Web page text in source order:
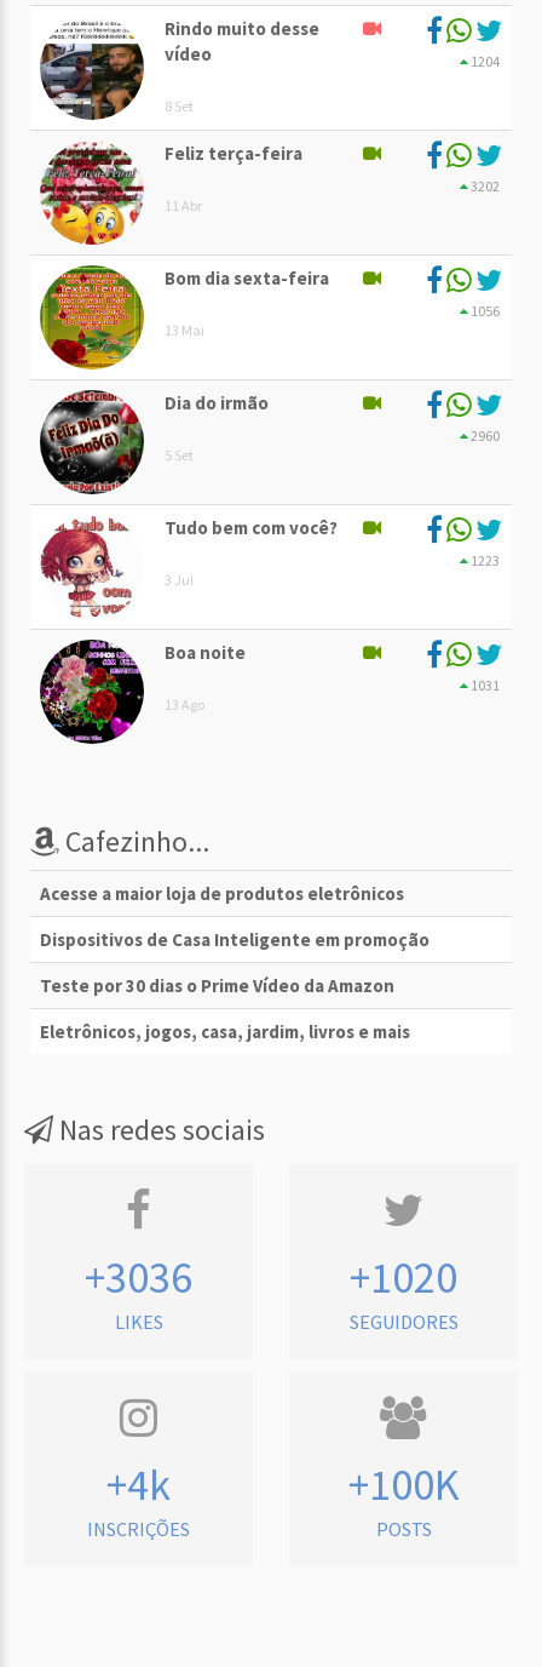
Rindo muito desse
vídeo
8 Set
1204
Feliz terça-feira
11 Abr
3202
Bom dia sexta-feira
13 Mai
1056
Dia do irmão
5 Set
2960
Tudo bem com você?
3 Jul
1223
Boa noite
13 Ago
1031
Cafezinho...
Acesse a maior loja de produtos eletrônicos
Dispositivos de Casa Inteligente em promoção
Teste por 30 dias o Prime Vídeo da Amazon
Eletrônicos, jogos, casa, jardim, livros e mais
Nas redes sociais
+3036
LIKES
+1020
SEGUIDORES
+4k
INSCRIÇÕES
+100K
POSTS